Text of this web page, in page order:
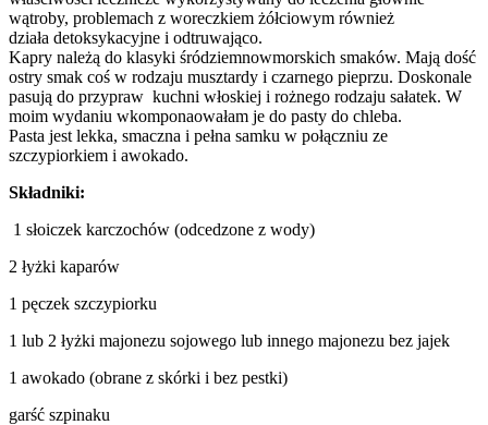
wątroby, problemach z woreczkiem żółciowym również
działa detoksykacyjne i odtruwająco.
Kapry należą do klasyki śródziemnowmorskich smaków. Mają dość
ostry smak coś w rodzaju musztardy i czarnego pieprzu. Doskonale
pasują do przypraw kuchni włoskiej i rożnego rodzaju sałatek. W
moim wydaniu wkomponaowałam je do pasty do chleba.
Pasta jest lekka, smaczna i pełna samku w połączniu ze
szczypiorkiem i awokado.
Składniki:
1 słoiczek karczochów (odcedzone z wody)
2 łyżki kaparów
1 pęczek szczypiorku
1 lub 2 łyżki majonezu sojowego lub innego majonezu bez jajek
1 awokado (obrane z skórki i bez pestki)
garść szpinaku